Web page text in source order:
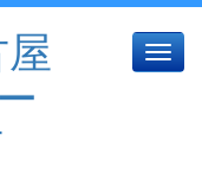
Toggle